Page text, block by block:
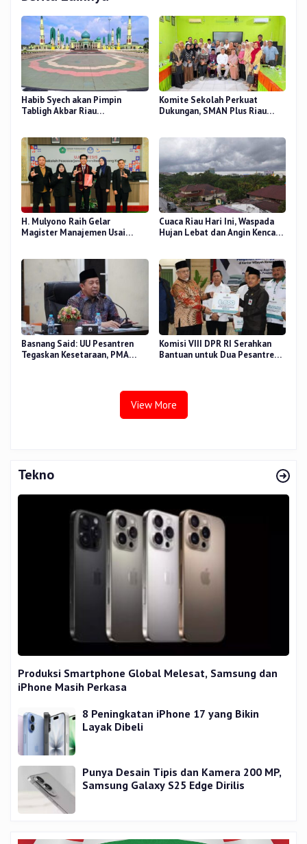
Habib Syech akan Pimpin
Tabligh Akbar Riau
Komite Sekolah Perkuat
Dukungan, SMAN Plus Riau
H. Mulyono Raih Gelar
Magister Manajemen Usai
Cuaca Riau Hari Ini, Waspada
Hujan Lebat dan Angin Kencang
Basnang Said: UU Pesantren
Tegaskan Kesetaraan, PMA
Komisi VIII DPR RI Serahkan
Bantuan untuk Dua Pesantren
View More
Tekno
Produksi Smartphone Global Melesat, Samsung dan
iPhone Masih Perkasa
8 Peningkatan iPhone 17 yang Bikin
Layak Dibeli
Punya Desain Tipis dan Kamera 200 MP,
Samsung Galaxy S25 Edge Dirilis